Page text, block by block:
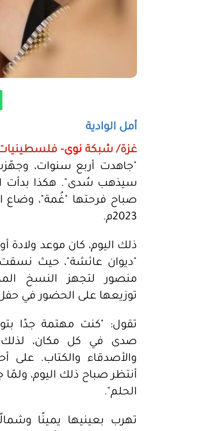
أمل الوادية
غزة/ شبكة نوى-
"جاهدت أربع سنوات،
صباح فرحتها "غُمة"، وضاع
2023م.
ذلك اليوم، كان موعد ولادة
"ديوان عائشة"، حيث
منصور لتجهز النسخ
توزيعها على الحضور في
تقول: "كنت مهتمة جدًا
صدى في كل مكان،
والأصدقاء والكتاب. على
أنتظر صباح ذلك اليوم،
الحلم".
تهرب بعينيها يمينًا